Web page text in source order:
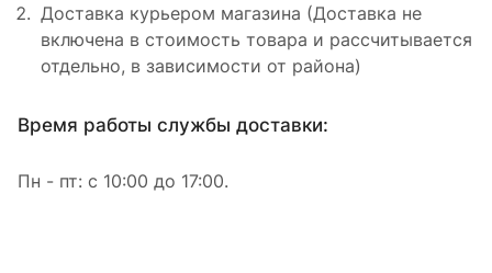
Доставка курьером магазина (Доставка не
включена в стоимость товара и рассчитывается
отдельно, в зависимости от района)
Время работы службы доставки:
Пн - пт: с 10:00 до 17:00.